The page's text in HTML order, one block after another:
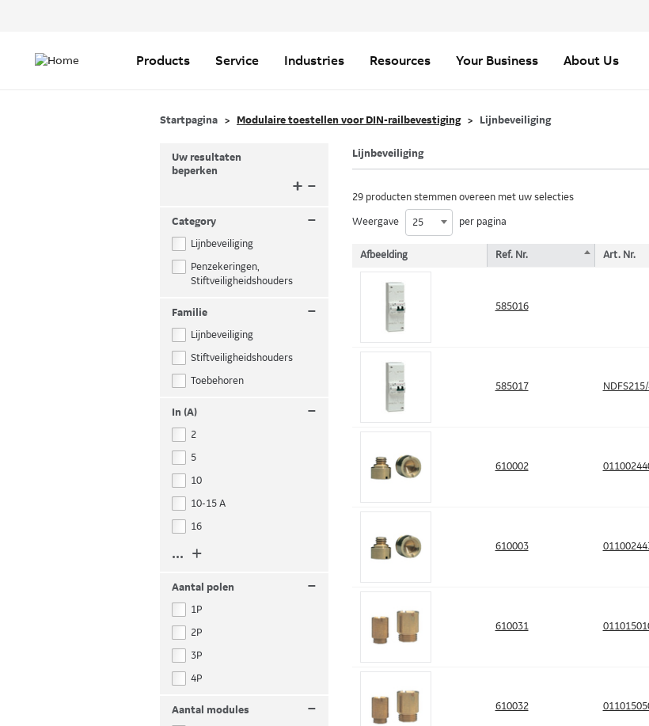
navigation
Products Service Industries Resources Your Business About Us
Startpagina Modulaire toestellen voor DIN-railbevestiging Lijnbeveiliging
Lijnbeveiliging
29 producten stemmen overeen met uw selecties
Weergave 25 per pagina
Afbeelding Ref. Nr. Art. Nr.
585016
585017
610002
610003
610031
610032
Uw resultaten
beperken
–
+
Category –
Lijnbeveiliging
Penzekeringen,
Stiftveiligheidshouders
Familie –
Lijnbeveiliging
Stiftveiligheidshouders
Toebehoren
In (A) –
2
5
10
10-15 A
16
... +
Aantal polen –
1P
2P
3P
4P
Aantal modules –